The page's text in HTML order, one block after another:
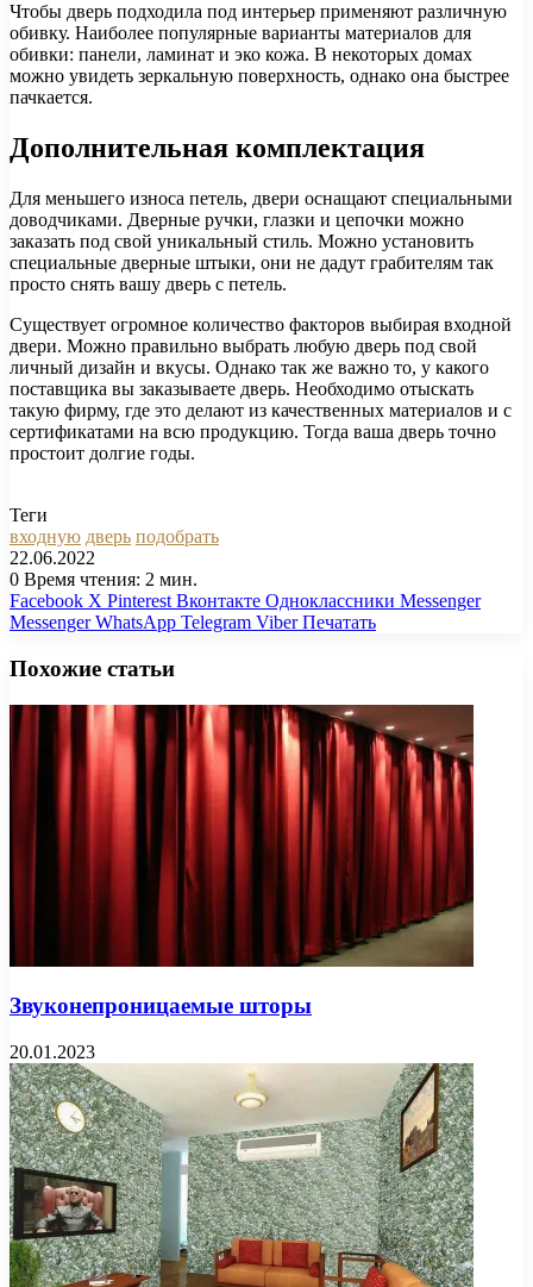
Чтобы дверь подходила под интерьер применяют различную
обивку. Наиболее популярные варианты материалов для
обивки: панели, ламинат и эко кожа. В некоторых домах
можно увидеть зеркальную поверхность, однако она быстрее
пачкается.
Дополнительная комплектация
Для меньшего износа петель, двери оснащают специальными
доводчиками. Дверные ручки, глазки и цепочки можно
заказать под свой уникальный стиль. Можно установить
специальные дверные штыки, они не дадут грабителям так
просто снять вашу дверь с петель.
Существует огромное количество факторов выбирая входной
двери. Можно правильно выбрать любую дверь под свой
личный дизайн и вкусы. Однако так же важно то, у какого
поставщика вы заказываете дверь. Необходимо отыскать
такую фирму, где это делают из качественных материалов и с
сертификатами на всю продукцию. Тогда ваша дверь точно
простоит долгие годы.
Теги
входную дверь подобрать
22.06.2022
0 Время чтения: 2 мин.
Facebook X Pinterest Вконтакте Одноклассники Messenger
Messenger WhatsApp Telegram Viber Печатать
Похожие статьи
Звуконепроницаемые шторы
20.01.2023